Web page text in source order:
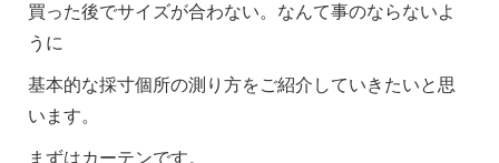
買った後でサイズが合わない。なんて事のならないよ
うに
基本的な採寸個所の測り方をご紹介していきたいと思
います。
まずはカーテンです。